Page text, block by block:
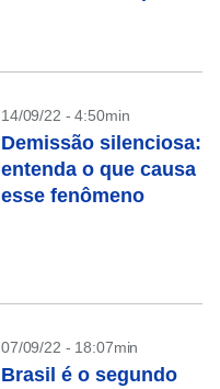
14/09/22 - 4:50min
Demissão silenciosa:
entenda o que causa
esse fenômeno
07/09/22 - 18:07min
Brasil é o segundo